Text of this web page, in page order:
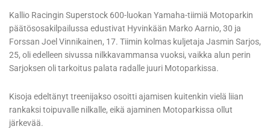
Kallio Racingin Superstock 600-luokan Yamaha-tiimiä Motoparkin
päätösosakilpailussa edustivat Hyvinkään Marko Aarnio, 30 ja
Forssan Joel Vinnikainen, 17. Tiimin kolmas kuljetaja Jasmin Sarjos,
25, oli edelleen sivussa nilkkavammansa vuoksi, vaikka alun perin
Sarjoksen oli tarkoitus palata radalle juuri Motoparkissa.
Kisoja edeltänyt treenijakso osoitti ajamisen kuitenkin vielä liian
rankaksi toipuvalle nilkalle, eikä ajaminen Motoparkissa ollut
järkevää.